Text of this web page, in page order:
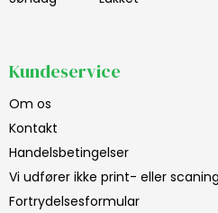
Kundeservice
Om os
Kontakt
Handelsbetingelser
Vi udfører ikke print- eller
Fortrydelsesformular